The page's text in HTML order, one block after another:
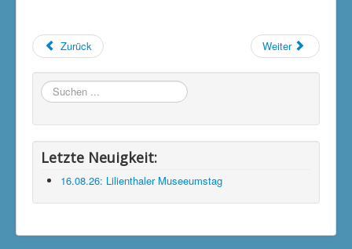
Zurück Weiter
Suchen
...
Letzte Neuigkeit:
16.08.26: Lilienthaler Museeumstag